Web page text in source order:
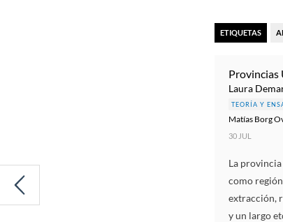
ETIQUETAS
Provincias
Laura
TEORÍA Y
Matías Borg
30 JUL
La provincia
como
extracción,
y un largo